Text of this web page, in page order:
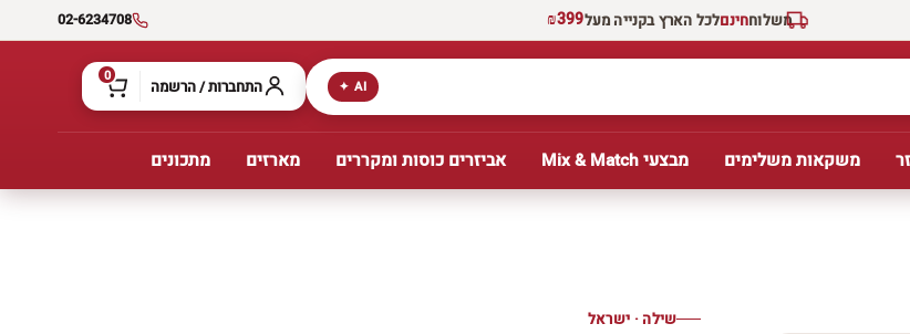
משלוחחינםלכל הארץ בקנייה מעל₪399
02-6234708
AI ✦ התחברות / הרשמה 0
משקאות משלימים מבצעי Mix & Match אביזרים כוסות ומקררים מארזים מתכונים
שילה · ישראל